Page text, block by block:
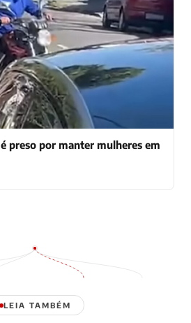
preso por manter mulheres em
LEIA TAMBÉM